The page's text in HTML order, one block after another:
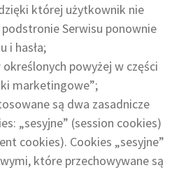
której użytkownik nie
Serwisu ponownie
i hasła;
powyżej w części
marketingowe”;
są dwa zasadnicze
„sesyjne” (session cookies)
cookies). Cookies „sesyjne”
które przechowywane są